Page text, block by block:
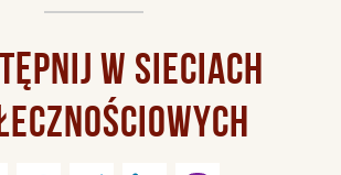
W SIECIACH